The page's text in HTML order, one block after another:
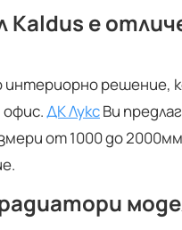
Kaldus е
решение,
офис.ДК ЛуксВи
от 1000 до